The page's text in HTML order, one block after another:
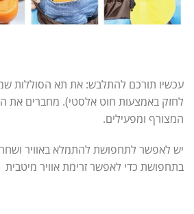
עכשיו תורכם להתלבש: את תא הסוללות
לחזק באמצעות חוט אלסטי). מחברים את
המצורף ומפעילים.
יש לאפשר לתחפושת להתמלא באוויר ושחרר
בתחפושת כדי לאפשר זרימת אוויר מיטבית